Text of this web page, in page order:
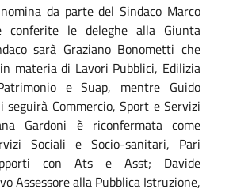
da parte del Sindaco Marco
conferite le deleghe alla Giunta
sarà Graziano Bonometti che
materia di Lavori Pubblici, Edilizia
e Suap, mentre Guido
seguirà Commercio, Sport e Servizi
Gardoni è riconfermata come
Sociali e Socio-sanitari, Pari
con Ats e Asst; Davide
Assessore alla Pubblica Istruzione,